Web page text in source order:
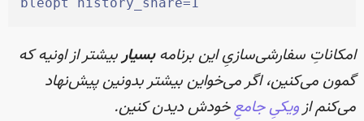
bleopt
history_share=1
امکاناتِ سفارشی‌سازیِ این برنامهبسیاربیشتر از اونیه که
گمون می‌کنین، اگر می‌خواین بیشتر بدونین پیش‌نهاد
می‌کنم ازویکیِ جامعِخودش دیدن کنین.